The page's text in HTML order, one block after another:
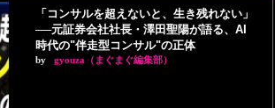
「コンサルを超えないと、生き残れない」
──元証券会社社長・澤田聖陽が語る、AI
時代の"伴走型コンサル"の正体
by gyouza（まぐまぐ編集部）